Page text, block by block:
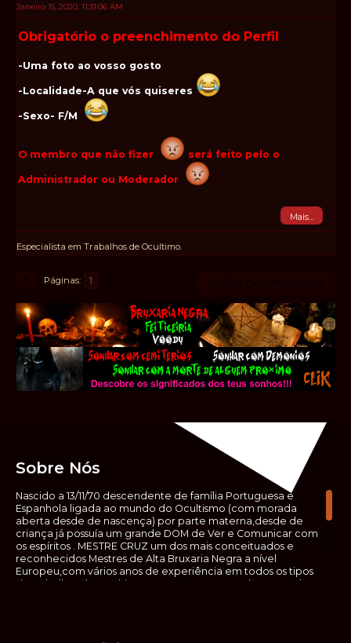
Janeiro 15, 2020, 11:31:06 AM
Obrigatório o preenchimento do Perfil
-Uma foto ao vosso gosto
-Localidade-A que vós quiseres
-Sexo- F/M
O membro que não fizer será feito pelo o
Administrador ou Moderador
Mais...
Especialista em Trabalhos de Ocultimo.
Páginas 1 AÇÕES DO UTILIZADOR
Sobre Nós
Nascido a 13/11/70 descendente de família Portuguesa e
Espanhola ligada ao mundo do Ocultismo (com morada
aberta desde de nascença) por parte materna,desde de
criança já possuía um grande DOM de Ver e Comunicar com
os espíritos . MESTRE CRUZ um dos mais conceituados e
reconhecidos Mestres de Alta Bruxaria Negra a nível
Europeu,com vários anos de experiência em todos os tipos
de trabalhos de Ocultismo. Escreveu os seus saberes ocultos